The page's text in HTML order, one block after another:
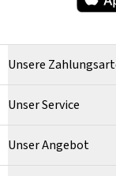
Unsere
Unser Service
Unser Angebot